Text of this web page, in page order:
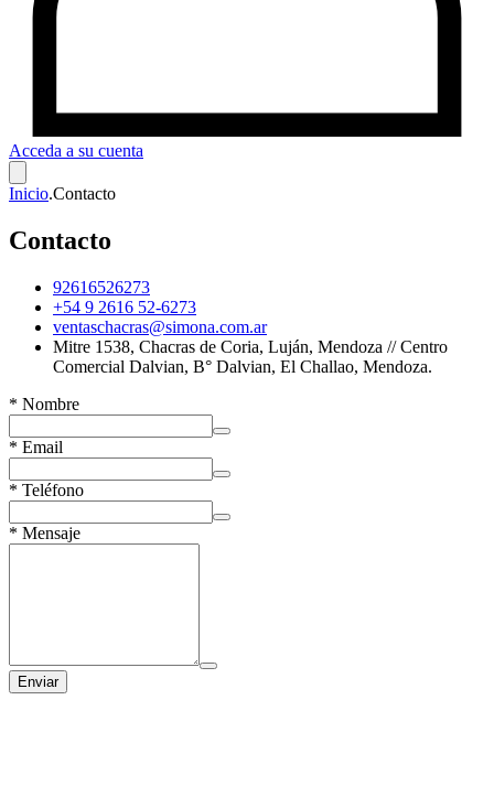
Acceda a su cuenta
Inicio.Contacto
Contacto
92616526273
+54 9 2616 52-6273
ventaschacras@simona.com.ar
Mitre 1538, Chacras de Coria, Luján, Mendoza // Centro
Comercial Dalvian, B° Dalvian, El Challao, Mendoza.
* Nombre
* Email
* Teléfono
* Mensaje
Enviar